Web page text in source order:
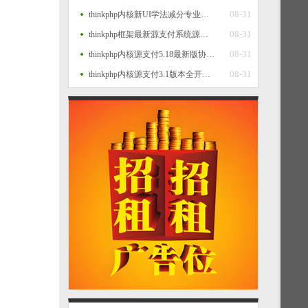
08-31
thinkphp内核新UI学法减分专业版34235道题库学法减分专业版小程序源码
08-31
thinkphp框架最新源支付系统源码 V7版全开源 免授权 附搭建教程
08-31
thinkphp内核源支付5.18最新版协议去授权全套三端开源源码_客户端+云端+监控+协议三网免挂免输入（全套版）
08-31
thinkphp内核源支付3.1版本全开源版+店员监控软件+手机监控APP源码